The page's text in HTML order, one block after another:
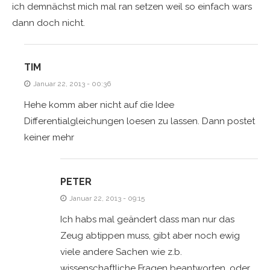
ich demnächst mich mal ran setzen weil so einfach wars
dann doch nicht.
TIM
Januar 22, 2013 - 00:36
Hehe komm aber nicht auf die Idee
Differentialgleichungen loesen zu lassen. Dann postet
keiner mehr
PETER
Januar 22, 2013 - 09:15
Ich habs mal geändert dass man nur das
Zeug abtippen muss, gibt aber noch ewig
viele andere Sachen wie z.b.